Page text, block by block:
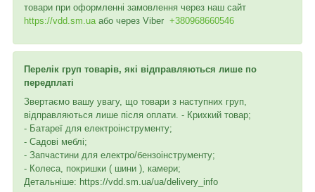
товари при оформленні замовлення через наш сайт
https://vdd.sm.ua або через Viber +380968660546
Перелік груп товарів, які відправляються лише по
передплаті
Звертаємо вашу увагу, що товари з наступних груп,
відправляються лише після оплати. - Крихкий товар;
- Батареї для електроінструменту;
- Садові меблі;
- Запчастини для електро/бензоінструменту;
- Колеса, покришки ( шини ), камери;
Детальніше: https://vdd.sm.ua/ua/delivery_info